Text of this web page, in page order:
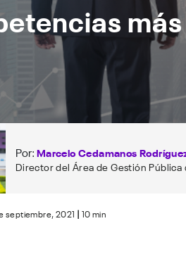
Por: Marcelo Cedamanos
Director del Área de Gestión Pública
septiembre, 2021 | 10 min